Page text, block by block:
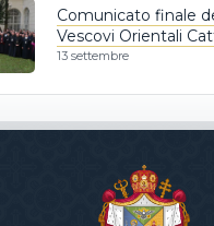
Comunicato finale
Vescovi Orientali
13 settembre